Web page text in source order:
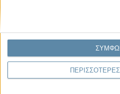
Να αφήνεις τους